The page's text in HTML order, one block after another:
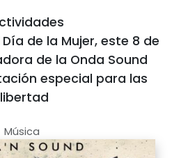
de la Mujer, este 8 de
de la Onda Sound
especial para las
Música